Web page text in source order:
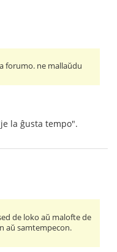
forumo. ne mallaŭdu
la ĝusta tempo".
de loko aŭ malofte de
aŭ samtempecon.